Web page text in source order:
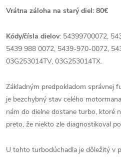
Vrátna záloha na starý diel: 80€
Kódy/čísla dielov: 54399700072,
5439 988 0072, 5439-970-0072,
03G253014TV, 03G253014TX.
Základným predpokladom správnej
je bezchybný stav celého
nám do dielne dostane turbo, ktoré
preto, že niekto zle diagnostikoval
U tohto turbodúchadla je dôležitý v